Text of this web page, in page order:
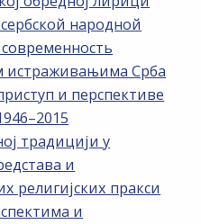
народной
Срба
и перспективе
традицији у
и
религијских пракси
и